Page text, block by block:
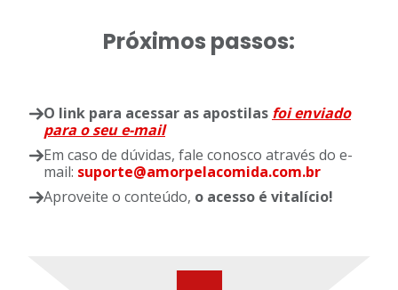
Próximos passos:
O link para acessar as apostilas foi enviado
para o seu e-mail
Em caso de dúvidas, fale conosco através do e-
mail: suporte@amorpelacomida.com.br
Aproveite o conteúdo, o acesso é vitalício!